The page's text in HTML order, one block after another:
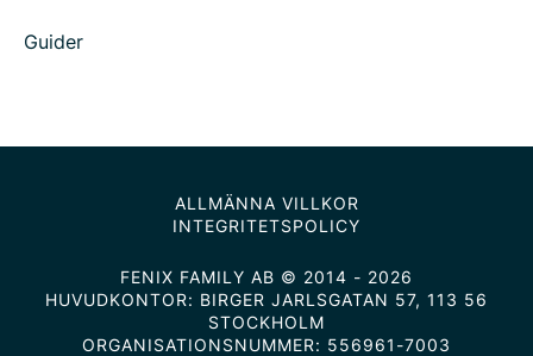
Guider
ALLMÄNNA VILLKOR
INTEGRITETSPOLICY
FENIX FAMILY AB © 2014 - 2026
HUVUDKONTOR: BIRGER JARLSGATAN 57, 113 56
STOCKHOLM
ORGANISATIONSNUMMER: 556961-7003